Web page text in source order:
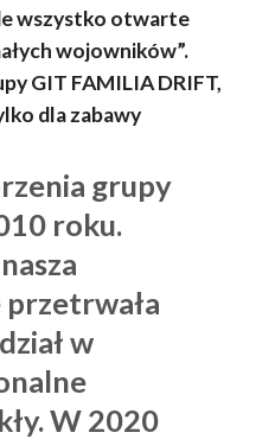
wszystko otwarte
wojowników”.
GIT FAMILIA DRIFT,
dla zabawy
grupy
roku.
przetrwała
w
W 2020